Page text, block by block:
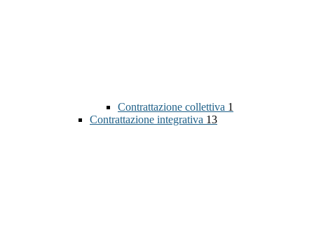
Contrattazione collettiva 1
Contrattazione integrativa 13